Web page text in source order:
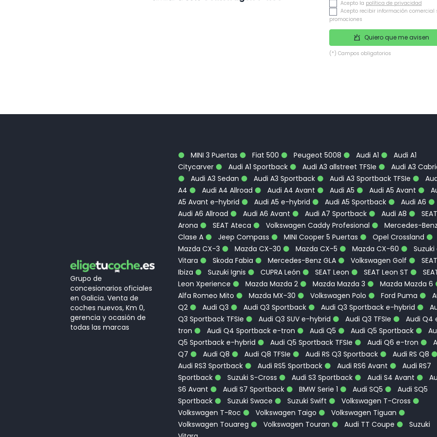
Acepto la política de privacidad
Acepto recibir información comercial
promociones
Quiero que me avisen
(*) Campos obligatorios
Grupo de
concesionarios oficiales
en Galicia. Venta de
coches nuevos, Km 0,
gerencia y ocasión de
todas las marcas
MINI 3 Puertas Fiat 500 Peugeot 5008 Audi A1
Audi A1
Citycarver
Audi A1 Sportback Audi A3 allstreet TFSIe
Audi A3
Audi A3 Sedan
Audi A3 Sportback Audi A3 Sportback TFSIe
A4
Audi A4 Allroad Audi A4 Avant Audi A5 Audi A5 Avant
A5 Avant e-hybrid
Audi A5 e-hybrid Audi A5 Sportback
Audi A6
Audi A6 Allroad
Audi A6 Avant Audi A7 Sportback Audi A8
SEAT
Arona
SEAT Ateca Volkswagen Caddy Profesional
Mercedes-Benz
Clase A
Jeep Compass MINI Cooper 5 Puertas
Opel Crossland
Mazda CX-3
Mazda CX-30 Mazda CX-5 Mazda CX-60
Suzuki
Vitara
Skoda Fabia Mercedes-Benz GLA Volkswagen Golf
SEAT
Ibiza
Suzuki Ignis CUPRA León SEAT Leon SEAT Leon ST
Leon Xperience
Mazda Mazda 2 Mazda Mazda 3
Mazda Mazda 6
Alfa Romeo Mito
Mazda MX-30 Volkswagen Polo Ford Puma
Q2
Audi Q3 Audi Q3 Sportback Audi Q3 Sportback e-hybrid
Q3 Sportback TFSIe
Audi Q3 SUV e-hybrid Audi Q3 TFSIe
Audi Q4
tron
Audi Q4 Sportback e-tron Audi Q5 Audi Q5 Sportback
Q5 Sportback e-hybrid
Audi Q5 Sportback TFSIe Audi Q6 e-tron
Q7
Audi Q8 Audi Q8 TFSIe Audi RS Q3 Sportback
Audi RS Q8
Audi RS3 Sportback
Audi RS5 Sportback Audi RS6 Avant
Audi RS7
Sportback
Suzuki S-Cross Audi S3 Sportback Audi S4 Avant
S6 Avant
Audi S7 Sportback BMW Serie 1 Audi SQ5
Audi SQ5
Sportback
Suzuki Swace Suzuki Swift
Volkswagen T-Cross
Volkswagen T-Roc
Volkswagen Taigo
Volkswagen Tiguan
Volkswagen Touareg
Volkswagen Touran Audi TT Coupe
Suzuki